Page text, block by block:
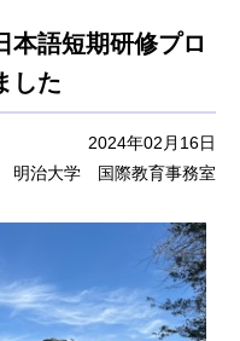
本語短期研修プロ
した
2024年02月16日
明治大学 国際教育事務室